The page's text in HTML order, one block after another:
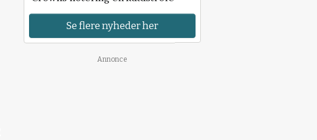
Se flere nyheder her
Annonce